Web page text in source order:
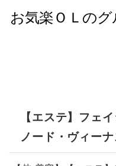
【エステ】フェ
ノード・ヴィーナ